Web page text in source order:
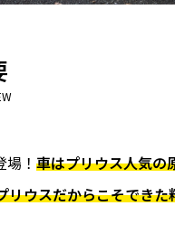
！ 車はプリウス人気の
ウスだからこそできた